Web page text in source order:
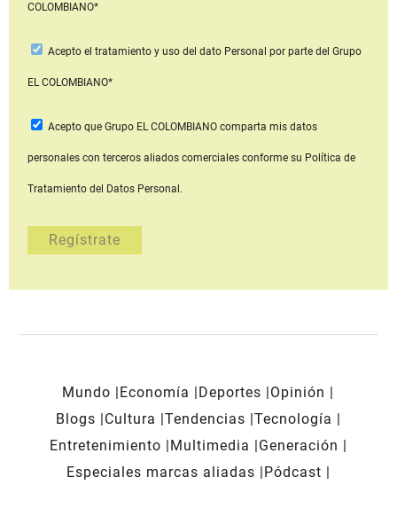
COLOMBIANO*
Acepto el tratamiento y uso del dato Personal por parte del Grupo
EL COLOMBIANO*
Acepto que Grupo EL COLOMBIANOcomparta mis datos
personales con terceros aliados comerciales conforme su Política de
Tratamiento del Datos Personal.
Mundo Economía Deportes
Opinión
Blogs
Cultura Tendencias Tecnología
Entretenimiento
Multimedia
Generación
Especiales marcas aliadas
Pódcast